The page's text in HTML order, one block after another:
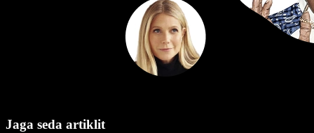
Jaga seda artiklit